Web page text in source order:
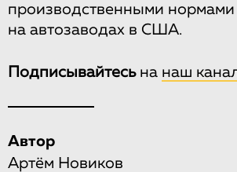
производственными нормами
на автозаводах в США.
Подписывайтесьна наш
Автор
Артём Новиков